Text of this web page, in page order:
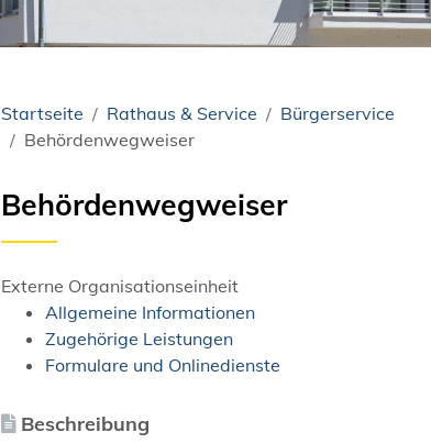
Startseite Rathaus & Service
Bürgerservice
Behördenwegweiser
Behördenwegweiser
Externe Organisationseinheit
Allgemeine Informationen
Zugehörige Leistungen
Formulare und Onlinedienste
Beschreibung